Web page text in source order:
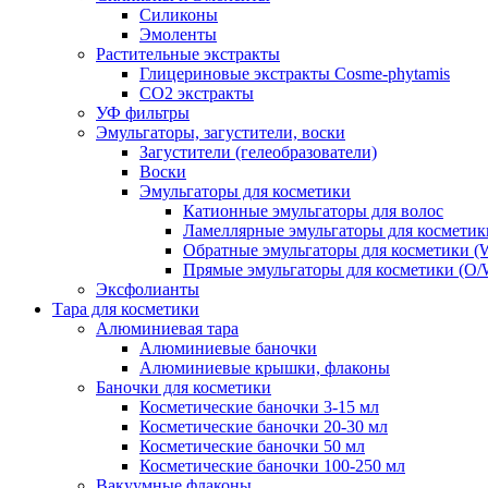
Силиконы
Эмоленты
Растительные экстракты
Глицериновые экстракты Cosme-phytamis
СО2 экстракты
УФ фильтры
Эмульгаторы, загустители, воски
Загустители (гелеобразователи)
Воски
Эмульгаторы для косметики
Катионные эмульгаторы для волос
Ламеллярные эмульгаторы для
Обратные эмульгаторы для косметики
Прямые эмульгаторы для косметики (O/
Эксфолианты
Тара для косметики
Алюминиевая тара
Алюминиевые баночки
Алюминиевые крышки, флаконы
Баночки для косметики
Косметические баночки 3-15 мл
Косметические баночки 20-30 мл
Косметические баночки 50 мл
Косметические баночки 100-250 мл